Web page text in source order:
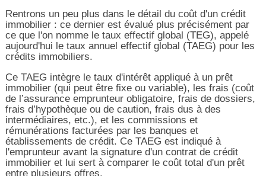
Rentrons un peu plus dans le détail du coût d'un crédit
immobilier : ce dernier est évalué plus précisément par
ce que l'on nomme le taux effectif global (TEG), appelé
aujourd'hui le taux annuel effectif global (TAEG) pour les
crédits immobiliers.
Ce TAEG intègre le taux d'intérêt appliqué à un prêt
immobilier (qui peut être fixe ou variable), les frais (coût
de l’assurance emprunteur obligatoire, frais de dossiers,
frais d’hypothèque ou de caution, frais dus à des
intermédiaires, etc.), et les commissions et
rémunérations facturées par les banques et
établissements de crédit. Ce TAEG est indiqué à
l'emprunteur avant la signature d'un contrat de crédit
immobilier et lui sert à comparer le coût total d'un prêt
entre plusieurs offres.